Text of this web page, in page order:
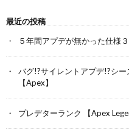
最近の投稿
５年間アプデが無かった仕様
バグ!?サイレントアプデ!?シ
【Apex】
プレデターランク 【Apex